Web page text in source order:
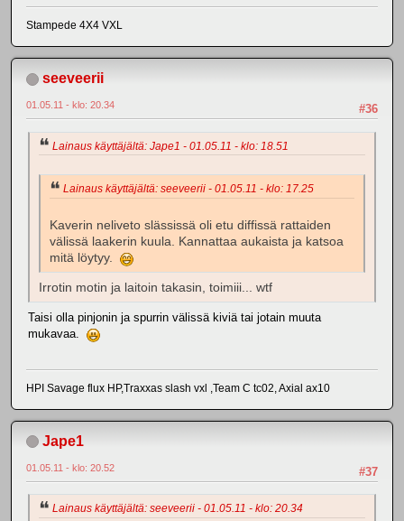
Stampede 4X4 VXL
seeveerii
#36
01.05.11 - klo: 20.34
Lainaus käyttäjältä: Jape1 - 01.05.11 - klo: 18.51
Lainaus käyttäjältä: seeveerii - 01.05.11 - klo: 17.25
Kaverin neliveto slässissä oli etu diffissä rattaiden
välissä laakerin kuula. Kannattaa aukaista ja katsoa
mitä löytyy.
Irrotin motin ja laitoin takasin, toimiii... wtf
Taisi olla pinjonin ja spurrin välissä kiviä tai jotain muuta
mukavaa.
HPI Savage flux HP,Traxxas slash vxl ,Team C tc02, Axial ax10
Jape1
#37
01.05.11 - klo: 20.52
Lainaus käyttäjältä: seeveerii - 01.05.11 - klo: 20.34